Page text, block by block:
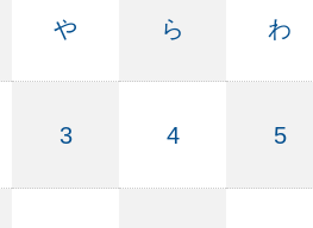
や ら わ
3 4 5